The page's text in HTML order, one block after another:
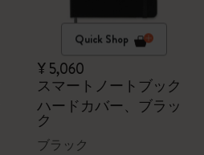
Quick Shop
¥ 5,060
スマートノートブック
ハードカバー、ブラッ
ク
ブラック